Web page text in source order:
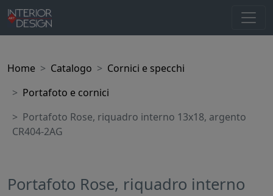
Home Catalogo
Cornici e specchi
Portafoto e cornici
Portafoto Rose, riquadro interno 13x18, argento
CR404-2AG
Portafoto Rose, riquadro interno